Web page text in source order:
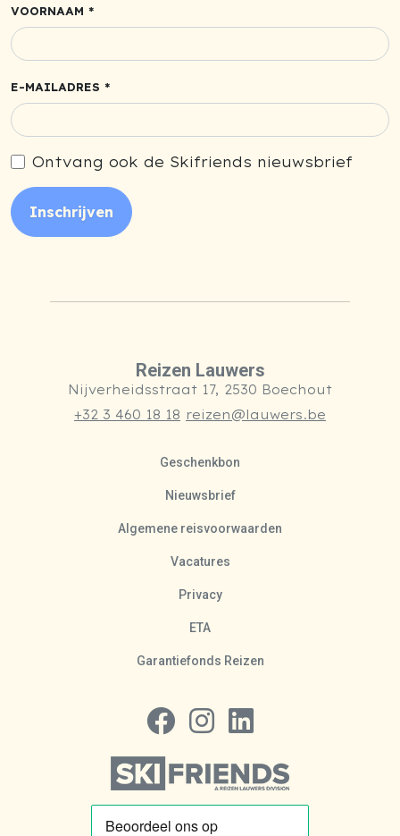
VOORNAAM *
E-MAILADRES *
Ontvang ook de Skifriends nieuwsbrief
Inschrijven
Reizen Lauwers
Nijverheidsstraat 17, 2530 Boechout
+32 3 460 18 18 reizen@lauwers.be
Geschenkbon
Nieuwsbrief
Algemene reisvoorwaarden
Vacatures
Privacy
ETA
Garantiefonds Reizen
Volg ons op Facebook
Volg ons op Instagram
Volg ons op LinkedIn